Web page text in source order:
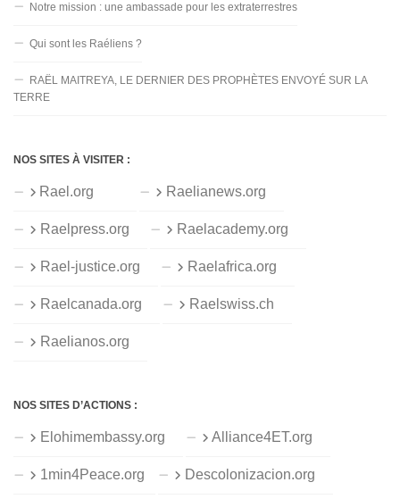
Notre mission : une ambassade pour les extraterrestres
Qui sont les Raéliens ?
RAËL MAITREYA, LE DERNIER DES PROPHÈTES ENVOYÉ SUR LA
TERRE
NOS SITES À VISITER :
Rael.org Raelianews.org
Raelpress.org Raelacademy.org
Rael-justice.org Raelafrica.org
Raelcanada.org Raelswiss.ch
Raelianos.org
NOS SITES D’ACTIONS :
Elohimembassy.org Alliance4ET.org
1min4Peace.org Descolonizacion.org